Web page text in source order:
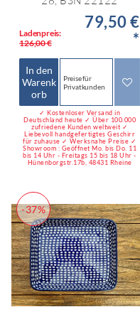
Ladenpreis:
126,00 €
79,50 €
*
In den
Warenk
orb
Preise für
Privatkunden
✓ Kostenloser Versand in
Deutschland heute ✓ Über 100.000
zufriedene Kunden weltweit ✓
Liebevoll handgefertigtes Geschirr
für zuhause ✓ Werksnahe Preise ✓
Showroom : Geöffnet Mo. bis Do. 11
bis 14 Uhr - Freitags 15 bis 18 Uhr -
Hünenborgstr.17b, 48431 Rheine
-37%